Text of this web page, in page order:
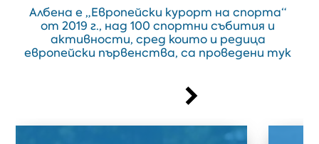
Албена е „Европейски курорт на спорта“
от 2019 г., над 100 спортни събития и
активности, сред които и редица
европейски първенства, са проведени тук